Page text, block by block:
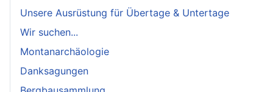
Unsere Ausrüstung für Übertage & Untertage
Wir suchen...
Montanarchäologie
Danksagungen